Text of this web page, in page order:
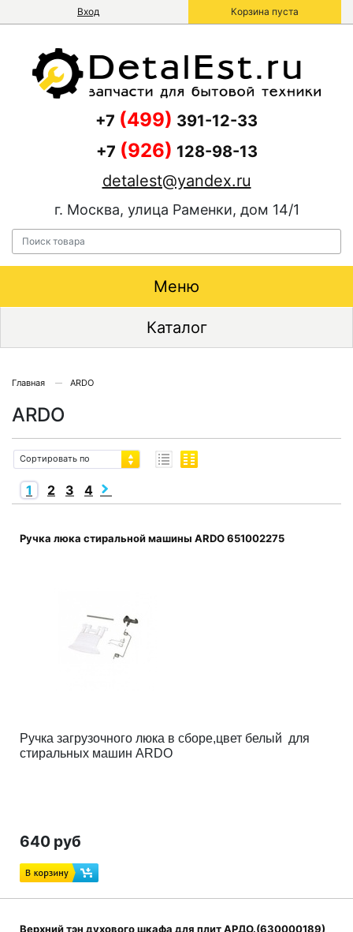
Вход Корзина пуста
+7 (499) 391-12-33
+7 (926) 128-98-13
detalest@yandex.ru
г. Москва, улица Раменки, дом 14/1
Меню
Каталог
Главная ARDO
ARDO
Сортировать по
1 2 3 4
Ручка люка стиральной машины ARDO 651002275
Ручка загрузочного люка в сборе,цвет белый для
стиральных машин ARDO
640 руб
Верхний тэн духового шкафа для плит АРДО.(630000189)